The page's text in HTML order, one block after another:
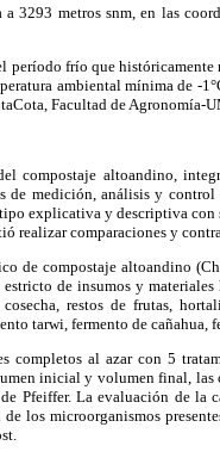
3293 metros snm, en las
frío que históricamente
ambiental mínima de -
Facultad de Agronomía-
compostaje altoandino,
de medición, análisis y
explicativa y descriptiva
realizar comparaciones y
de compostaje altoandino
de insumos y
restos de frutas,
tarwi, fermento de cañahua,
completos al azar con 5
inicial y volumen final, las
Pfeiffer. La evaluación de
los microorganismos